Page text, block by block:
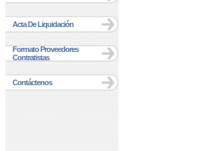
Acta De Liquidación
Formato Proveedores
Contratistas
Contáctenos